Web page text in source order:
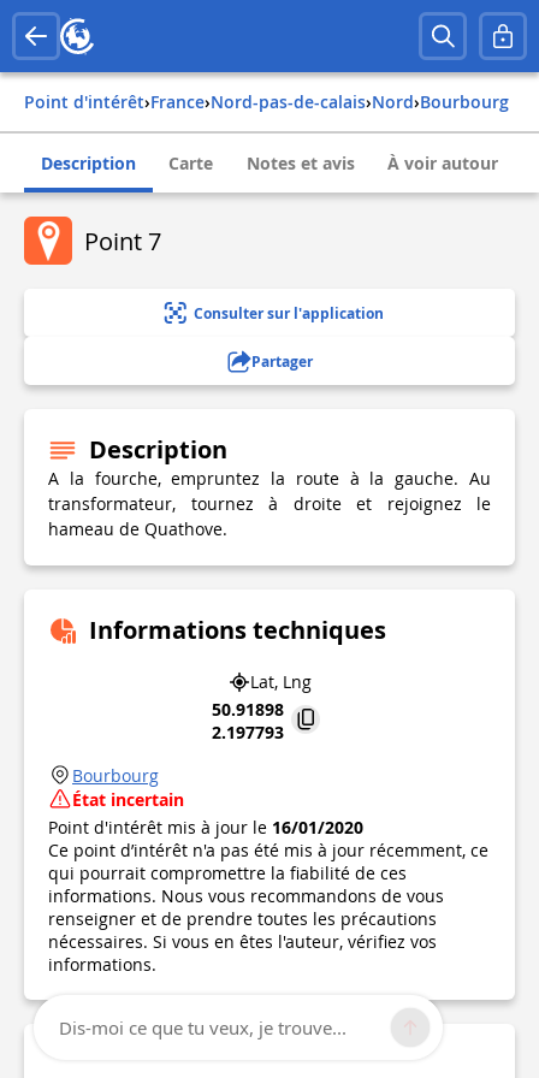
Point d'intérêt› france› nord-pas-de-calais› nord› bourbourg
Description Carte Notes et avis À voir autour
Point 7
Consulter sur l'application
Partager
Description
A la fourche, empruntez la route à la gauche. Au
transformateur, tournez à droite et rejoignez le
hameau de Quathove.
Informations techniques
Lat, Lng
50.91898
2.197793
Bourbourg
État incertain
Point d'intérêt mis à jour le 16/01/2020
Ce point d’intérêt n'a pas été mis à jour récemment, ce
qui pourrait compromettre la fiabilité de ces
informations. Nous vous recommandons de vous
renseigner et de prendre toutes les précautions
nécessaires. Si vous en êtes l'auteur, vérifiez vos
informations.
Dis-moi ce que tu veux, je trouve...